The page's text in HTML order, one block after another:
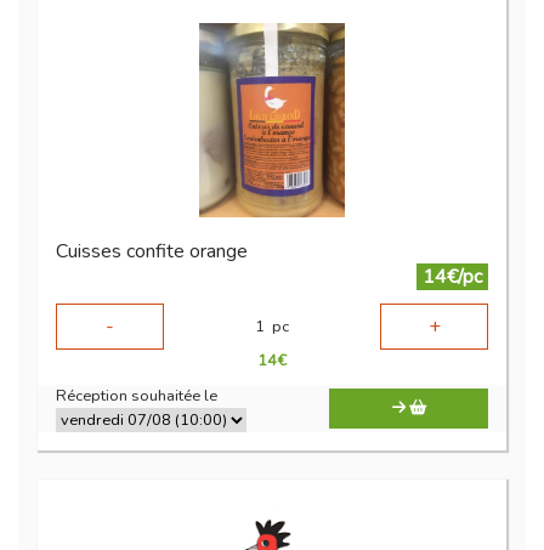
Cuisses confite orange
14€/pc
-
1 pc +
14€
Réception souhaitée le